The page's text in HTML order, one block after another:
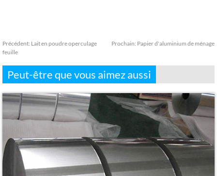
Précédent: Lait en poudre operculage
feuille
Prochain: Papier d'aluminium de ménage
Peut-être que vous aimez aussi